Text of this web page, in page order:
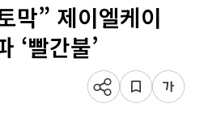
막” 제이엘케이
‘빨간불’